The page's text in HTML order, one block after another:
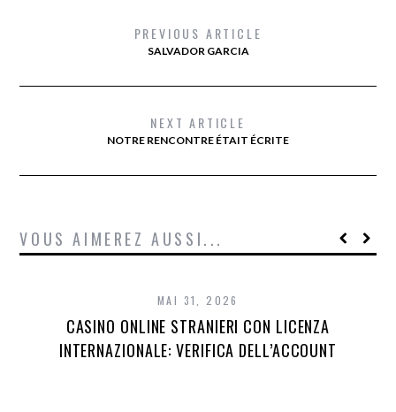
PREVIOUS ARTICLE
SALVADOR GARCIA
NEXT ARTICLE
NOTRE RENCONTRE ÉTAIT ÉCRITE
VOUS AIMEREZ AUSSI...
MAI 31, 2026
CASINO ONLINE STRANIERI CON LICENZA
INTERNAZIONALE: VERIFICA DELL’ACCOUNT